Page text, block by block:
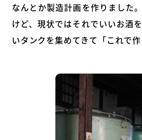
なんとか製造計画を作りました
けど、現状ではそれでいいお酒
いタンクを集めてきて「これで